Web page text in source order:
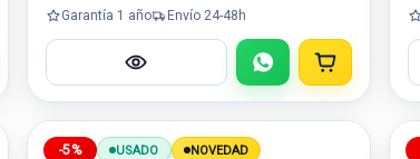
Garantía 1 año Envío 24-48h
-5% USADO NOVEDAD